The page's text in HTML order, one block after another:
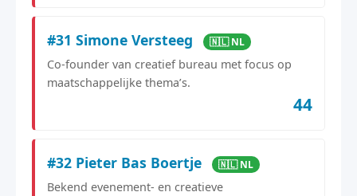
#31 Simone Versteeg 🇳🇱 NL
Co-founder van creatief bureau met focus op
maatschappelijke thema’s.
44
#32 Pieter Bas Boertje 🇳🇱 NL
Bekend evenement- en creatieve